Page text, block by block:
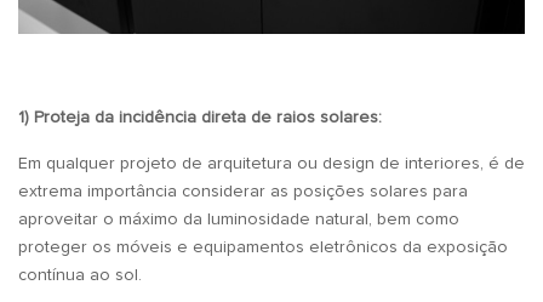
1) Proteja da incidência direta de raios solares:
Em qualquer projeto de arquitetura ou design de interiores, é de
extrema importância considerar as posições solares para
aproveitar o máximo da luminosidade natural, bem como
proteger os móveis e equipamentos eletrônicos da exposição
contínua ao sol.